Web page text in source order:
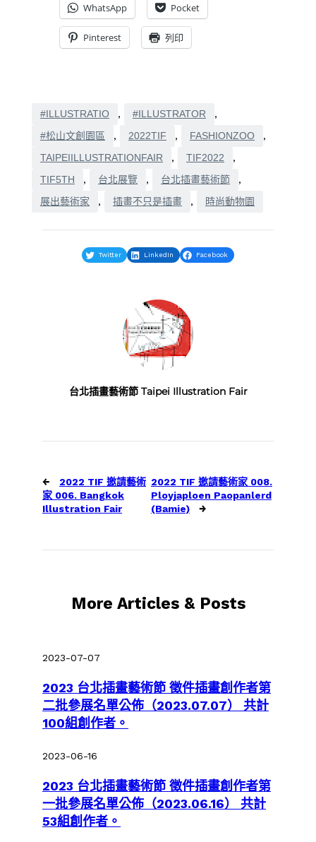
WhatsApp Pocket
Pinterest 列印
#ILLUSTRATIO , #ILLUSTRATOR
,
#松山文創園區
, 2022TIF , FASHIONZOO
,
TAIPEIILLUSTRATIONFAIR
, TIF2022
,
TIF5TH
, 台北展覽 , 台北插畫藝術節
,
展出藝術家
, 插畫不只是插畫 , 時尚動物園
Twitter LinkedIn Facebook
台北插畫藝術節 Taipei Illustration Fair
←
2022 TIF 邀請藝術
家 006. Bangkok
Illustration Fair
2022 TIF 邀請藝術家 008.
Ployjaploen Paopanlerd
(Bamie)
→
More Articles & Posts
2023-07-07
2023 台北插畫藝術節 徵件插畫創作者第
二批參展名單公佈（2023.07.07） 共計
100組創作者。
2023-06-16
2023 台北插畫藝術節 徵件插畫創作者第
一批參展名單公佈（2023.06.16） 共計
53組創作者。